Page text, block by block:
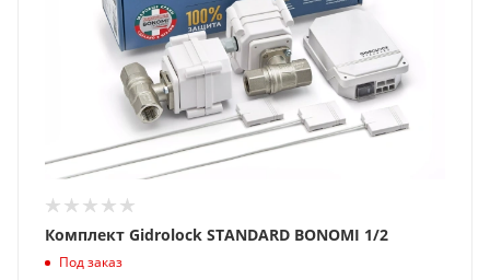
Комплект Gidrolock STANDARD BONOMI 1/2
Под заказ